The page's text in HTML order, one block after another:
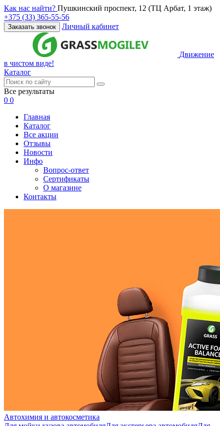
Как нас найти? Пушкинский проспект, 12 (ТЦ Арбат, 1 этаж)
+375 (33) 365-55-56
Заказать звонок Личный кабинет
Движение
в чистом виде!
Каталог
Все результаты
0 0
Главная
Каталог
Все акции
Отзывы
Новости
Инфо
Вопрос-ответ
Сертификаты
О магазине
Контакты
Автохимия и автокосметика